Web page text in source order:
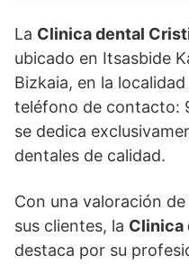
La Clinica dental
ubicado en Itsasbide
Bizkaia, en la
teléfono de contacto:
se dedica
dentales de calidad.
Con una valoración de
sus clientes, la Clinica
destaca por su